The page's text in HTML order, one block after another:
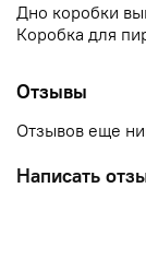
Дно коробки
Коробка для
Отзывы
Отзывов еще
Написать